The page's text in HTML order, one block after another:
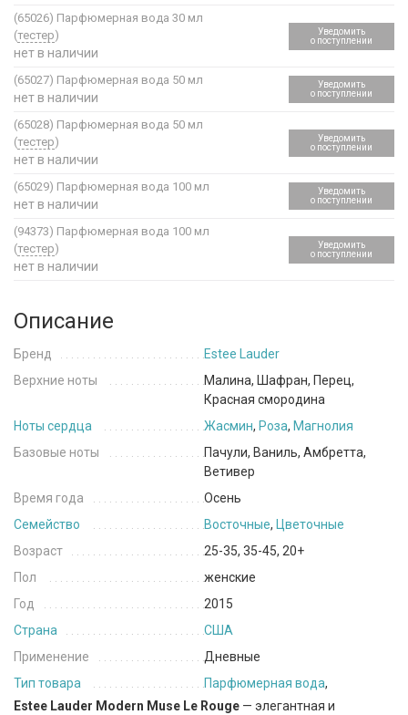
(65026) Парфюмерная вода 30 мл
(тестер)
нет в наличии
Уведомить
о поступлении
(65027) Парфюмерная вода 50 мл
нет в наличии
Уведомить
о поступлении
(65028) Парфюмерная вода 50 мл
(тестер)
нет в наличии
Уведомить
о поступлении
(65029) Парфюмерная вода 100 мл
нет в наличии
Уведомить
о поступлении
(94373) Парфюмерная вода 100 мл
(тестер)
нет в наличии
Уведомить
о поступлении
Описание
Бренд
Estee Lauder
Верхние ноты
Малина, Шафран, Перец,
Красная смородина
Ноты сердца
Жасмин, Роза, Магнолия
Базовые ноты
Пачули, Ваниль, Амбретта,
Ветивер
Время года
Осень
Семейство
Восточные, Цветочные
Возраст
25-35, 35-45, 20+
Пол
женские
Год
2015
Страна
США
Применение
Дневные
Тип товара
Парфюмерная вода,
Estee Lauder Modern Muse Le Rouge — элегантная и